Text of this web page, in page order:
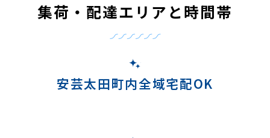
集荷・配達エリアと時間帯
安芸太田町内全域宅配OK